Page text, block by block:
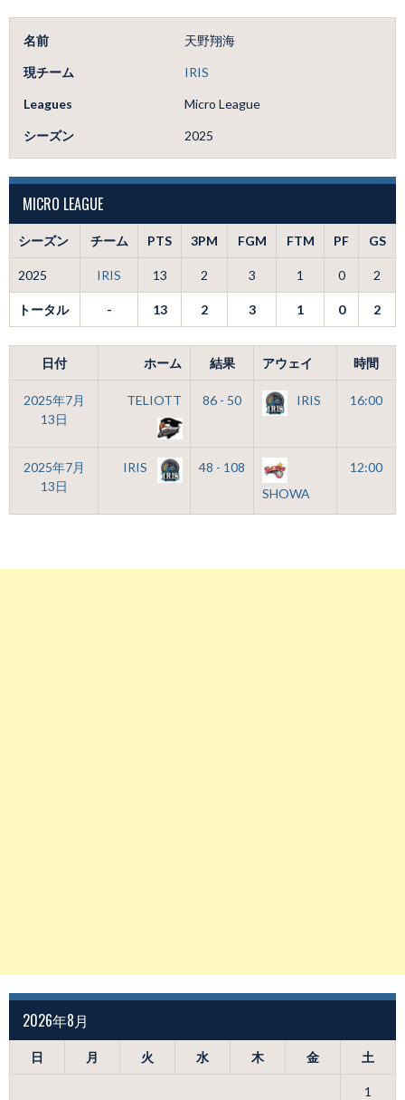
名前 天野翔海
現チーム IRIS
Leagues Micro League
シーズン 2025
MICRO LEAGUE
シーズン チーム PTS 3PM FGM FTM PF GS
2025 IRIS 13 2 3 1 0 2
トータル - 13 2 3 1 0 2
日付 ホーム 結果 アウェイ 時間
2025年7月
13日
TELIOTT 86 - 50 IRIS 16:00
2025年7月
13日
IRIS
48 - 108
SHOWA
12:00
2026年8月
日 月 火 水 木 金 土
1